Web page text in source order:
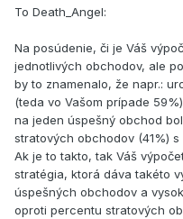
To Death_Angel:
Na posúdenie, či je Váš
jednotlivých obchodov, ale
by to znamenalo, že napr.:
(teda vo Vašom prípade
na jeden úspešný obchod
stratových obchodov (41%) s
Ak je to takto, tak Váš
stratégia, ktorá dáva takéto
úspešných obchodov a
oproti percentu stratových